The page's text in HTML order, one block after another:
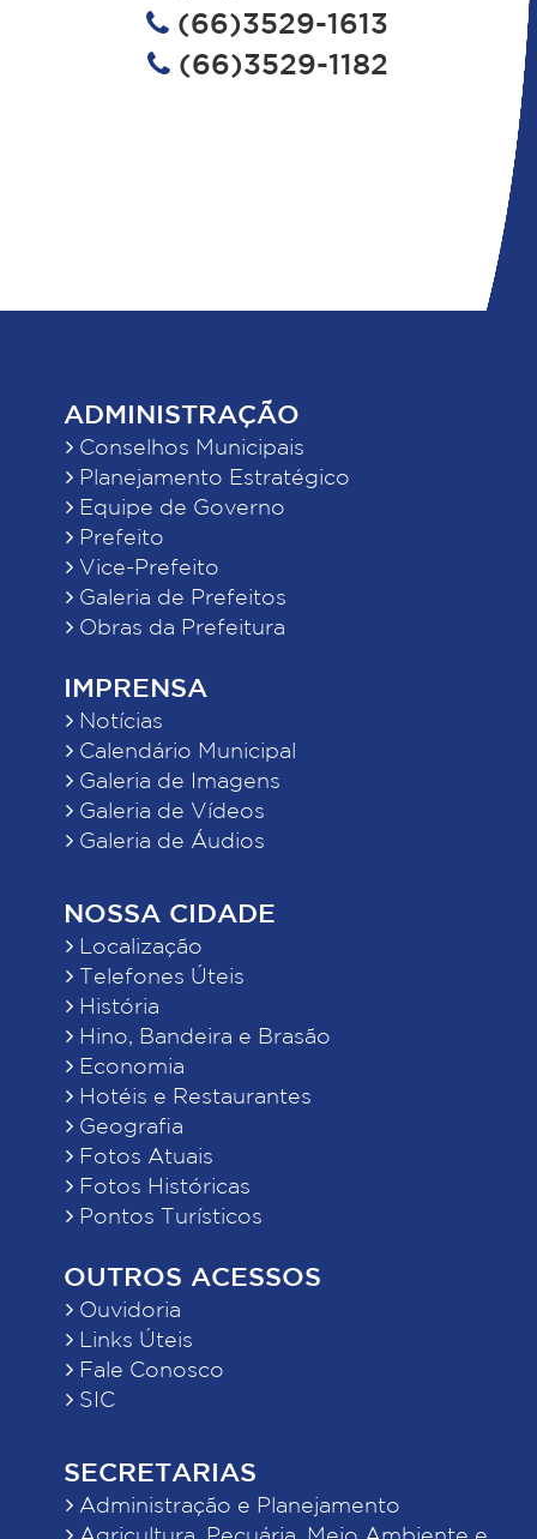
(66)3529-1613
(66)3529-1182
ADMINISTRAÇÃO
Conselhos Municipais
Planejamento Estratégico
Equipe de Governo
Prefeito
Vice-Prefeito
Galeria de Prefeitos
Obras da Prefeitura
IMPRENSA
Notícias
Calendário Municipal
Galeria de Imagens
Galeria de Vídeos
Galeria de Áudios
NOSSA CIDADE
Localização
Telefones Úteis
História
Hino, Bandeira e Brasão
Economia
Hotéis e Restaurantes
Geografia
Fotos Atuais
Fotos Históricas
Pontos Turísticos
OUTROS ACESSOS
Ouvidoria
Links Úteis
Fale Conosco
SIC
SECRETARIAS
Administração e Planejamento